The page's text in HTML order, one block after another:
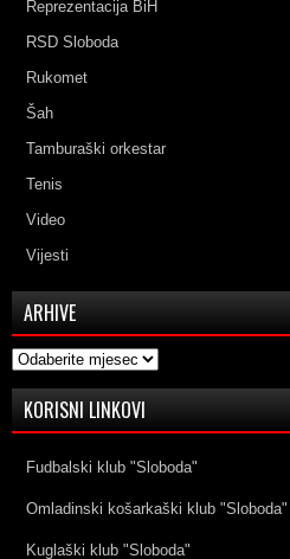
Reprezentacija BiH
RSD Sloboda
Rukomet
Šah
Tamburaški orkestar
Tenis
Video
Vijesti
ARHIVE
Arhive
KORISNI LINKOVI
Fudbalski klub "Sloboda"
Omladinski košarkaški klub "Sloboda"
Kuglaški klub "Sloboda"